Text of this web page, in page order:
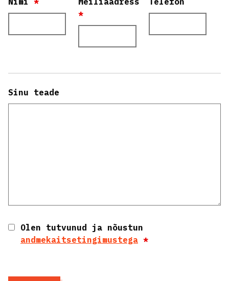
*
Sinu teade
Olen tutvunud ja nõustun
andmekaitsetingimustega *